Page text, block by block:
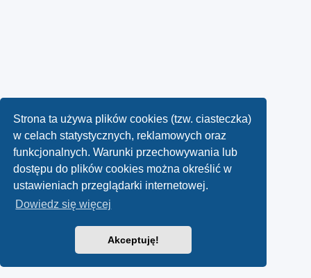
Strona ta używa plików cookies (tzw. ciasteczka)
w celach statystycznych, reklamowych oraz
funkcjonalnych. Warunki przechowywania lub
dostępu do plików cookies można określić w
ustawieniach przeglądarki internetowej.
Dowiedz się więcej
Akceptuję!